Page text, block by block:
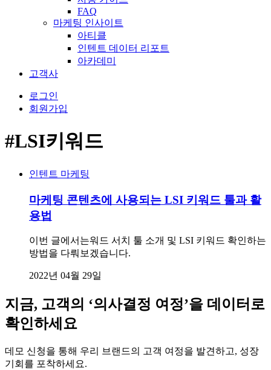
FAQ
마케팅 인사이트
아티클
인텐트 데이터 리포트
아카데미
고객사
로그인
회원가입
#LSI키워드
인텐트 마케팅
마케팅 콘텐츠에 사용되는 LSI 키워드 툴과 활
용법
이번 글에서는워드 서치 툴 소개 및 LSI 키워드 확인하는
방법을 다뤄보겠습니다.
2022년 04월 29일
지금, 고객의 ‘의사결정 여정’을 데이터로
확인하세요
데모 신청을 통해 우리 브랜드의 고객 여정을 발견하고, 성장
기회를 포착하세요.